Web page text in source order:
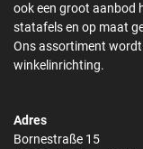
ook een groot aanbod
statafels en op maat
Ons assortiment
winkelinrichting.
Adres
Bornestraße 15